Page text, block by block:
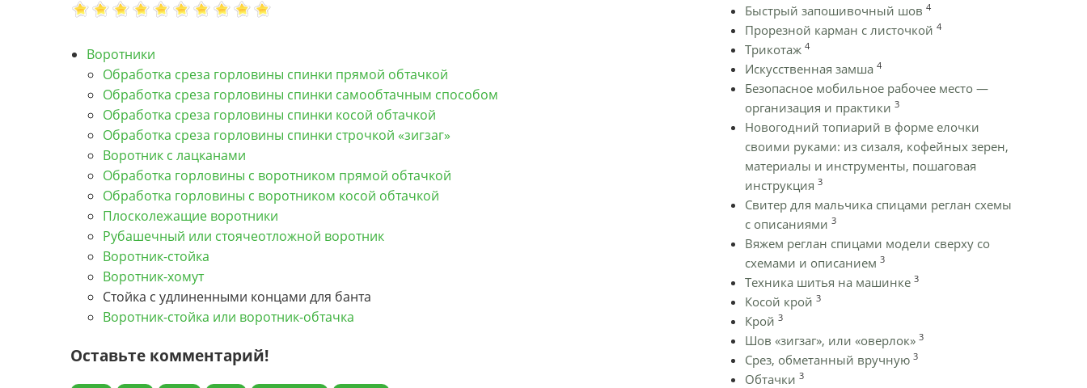
Воротники
Обработка среза горловины спинки прямой обтачкой
Обработка среза горловины спинки самообтачным способом
Обработка среза горловины спинки косой обтачкой
Обработка среза горловины спинки строчкой «зигзаг»
Воротник с лацканами
Обработка горловины с воротником прямой обтачкой
Обработка горловины с воротником косой обтачкой
Плосколежащие воротники
Рубашечный или стоячеотложной воротник
Воротник-стойка
Воротник-хомут
Стойка с удлиненными концами для банта
Воротник-стойка или воротник-обтачка
Оставьте комментарий!
Быстрый запошивочный шов 4
Прорезной карман с листочкой 4
Трикотаж 4
Искусственная замша 4
Безопасное мобильное рабочее место —
организация и практики 3
Новогодний топиарий в форме елочки
своими руками: из сизаля, кофейных зерен,
материалы и инструменты, пошаговая
инструкция 3
Cвитер для мальчика спицами реглан схемы
с описаниями 3
Вяжем реглан спицами модели сверху со
схемами и описанием 3
Техника шитья на машинке 3
Косой крой 3
Крой 3
Шов «зигзаг», или «оверлок» 3
Срез, обметанный вручную 3
Обтачки 3